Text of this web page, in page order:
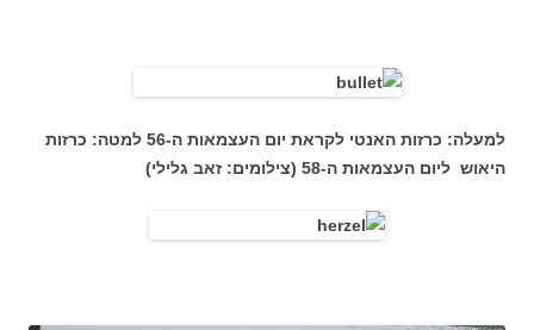
למעלה: כרזות האנטי לקראת יום העצמאות ה-56 למטה: כרזות
היאוש ליום העצמאות ה-58 (צילומים: זאב גלילי)